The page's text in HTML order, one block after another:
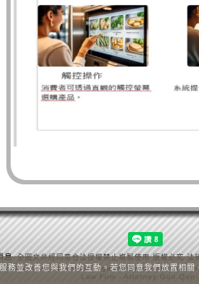
息 全圖文非經同意合法授權禁止複製使用 版權必究 法
or used without legal authorization and
Law Firm - Attorney Guo Qun-
務並改善您與我們的互動。若您同意我們放置相